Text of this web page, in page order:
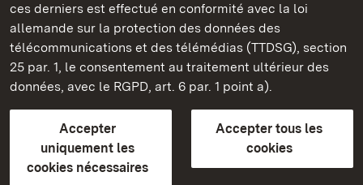
ces derniers est effectué en conformité avec la loi
allemande sur la protection des données des
télécommunications et des télémédias (TTDSG), section
25 par. 1, le consentement au traitement ultérieur des
données, avec le RGPD, art. 6 par. 1 point a).
Accepter
uniquement les
cookies nécessaires
Accepter tous les
cookies
Châteaux et jardins publics du Bade-Wurtemberg
FAQ et réponsesMentions légalesProtection des données
Explications sur l’accessibilité
BITV-konform (geprüfte Seiten)
plus loin
Accueil